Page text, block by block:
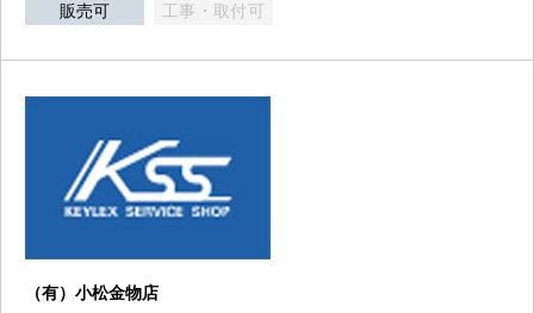
販売可 工事・取付可
（有）小松金物店